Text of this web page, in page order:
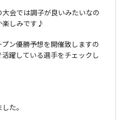
会では調子が良いみたいなの
楽しみです♪
ン優勝予想を開催致しますの
躍している選手をチェックし
た。